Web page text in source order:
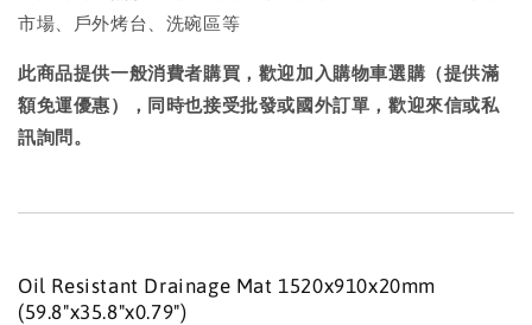
市場、戶外烤台、洗碗區等
此商品提供一般消費者購買，歡迎加入購物車選購（提供滿
額免運優惠），同時也接受批發或國外訂單，歡迎來信或私
訊詢問。
Oil Resistant Drainage Mat 1520x910x20mm
(59.8"x35.8"x0.79")